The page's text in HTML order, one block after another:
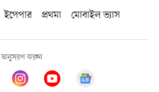
ইপেপার প্রথমা মোবাইল ভ্যাস
অনুসরণ করুন